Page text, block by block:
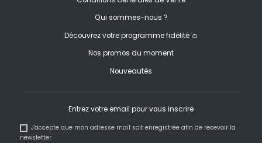
Qui sommes-nous ?
Découvrez votre programme fidélité 👛
Nos promos du moment
Nouveautés
Entrez votre email pour vous inscrire
J'accepte que mon adresse mail soit enregistrée afin de recevoir la
newsletter.